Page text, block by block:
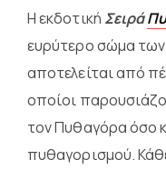
Η εκδοτική Σειρά
ευρύτερο σώμα
αποτελείται από
οποίοι
τον Πυθαγόρα όσο
πυθαγορισμού.